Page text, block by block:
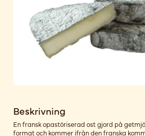
Beskrivning
En fransk opastöriserad ost gjord på
format och kommer ifrån den franska